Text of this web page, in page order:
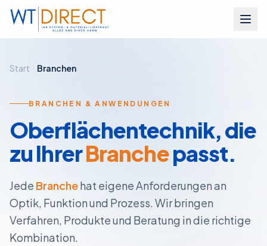
Zum Inhalt springen
Start Branchen
BRANCHEN & ANWENDUNGEN
Oberflächentechnik, die
zu IhrerBranchepasst.
Jede Branchehat eigene Anforderungen an
Optik, Funktion und Prozess. Wir bringen
Verfahren, Produkte und Beratung in die richtige
Kombination.